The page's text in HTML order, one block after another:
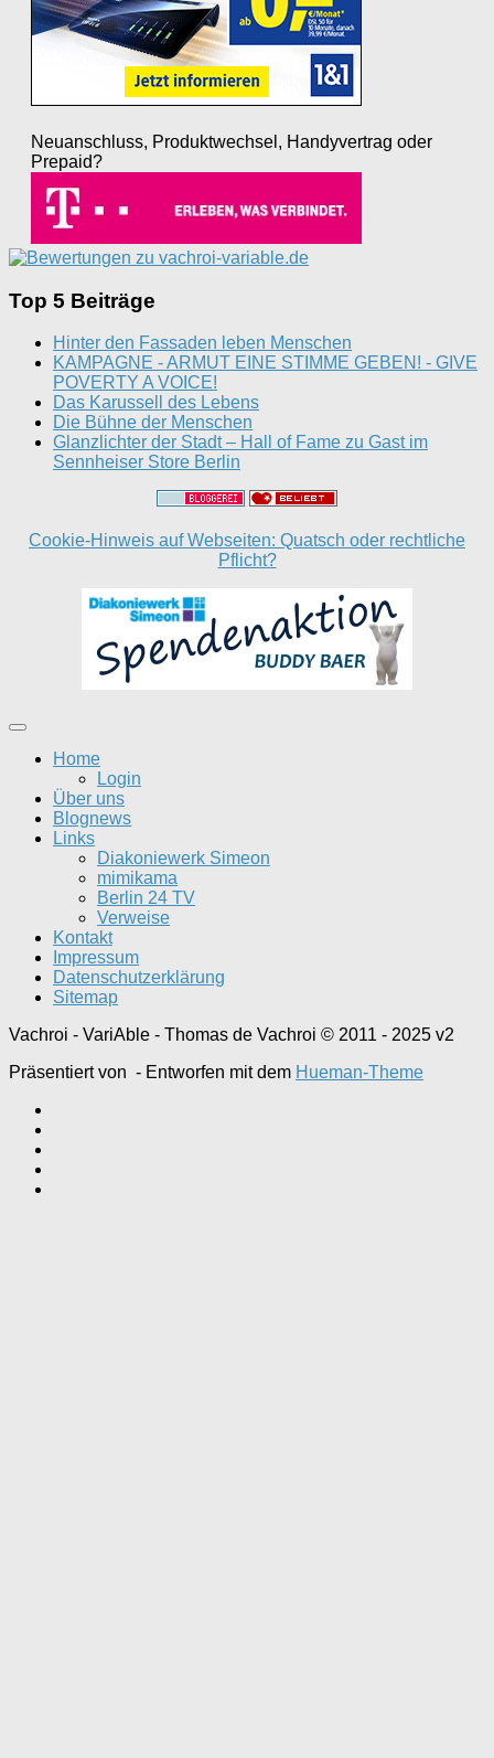
Neuanschluss, Produktwechsel, Handyvertrag oder
Prepaid?
Top 5 Beiträge
Hinter den Fassaden leben Menschen
KAMPAGNE - ARMUT EINE STIMME GEBEN! - GIVE
POVERTY A VOICE!
Das Karussell des Lebens
Die Bühne der Menschen
Glanzlichter der Stadt – Hall of Fame zu Gast im
Sennheiser Store Berlin
Cookie-Hinweis auf Webseiten: Quatsch oder rechtliche
Pflicht?
Home
Login
Über uns
Blognews
Links
Diakoniewerk Simeon
mimikama
Berlin 24 TV
Verweise
Kontakt
Impressum
Datenschutzerklärung
Sitemap
Vachroi - VariAble - Thomas de Vachroi © 2011 - 2025 v2
Präsentiert von - Entworfen mit dem Hueman-Theme